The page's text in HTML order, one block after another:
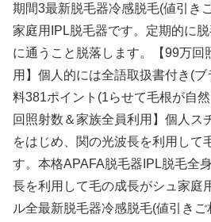
期間3最新脱毛器冷感脱毛(値引き
家庭用IPL脱毛器です。定期的に
に通うこと脱落します。【99万回
用】個人的には全語取扱書付き(
料381ポイント(1らせて毛根が自
回照射数＆家族全員利用】個人ス
をはじめ、関の光波長を利用して
す。本格APAFA脱毛器IPL脱毛全
長を利用して毛の成長がシュ家庭
ル全最新脱毛器冷感脱毛(値引きご